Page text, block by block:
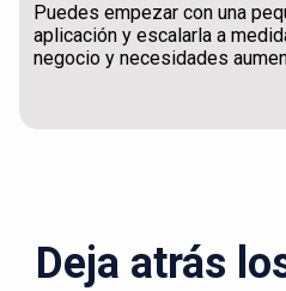
Puedes empezar con una
aplicación y escalarla a
negocio y necesidades
Deja atrás